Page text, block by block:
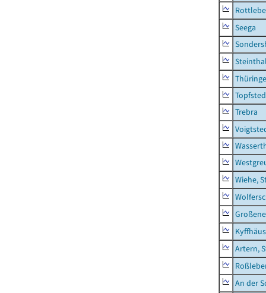
Seega
Trebra
Wiehe,
Artern,
An der